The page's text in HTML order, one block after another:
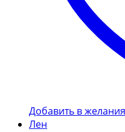
Добавить в желания
Лен